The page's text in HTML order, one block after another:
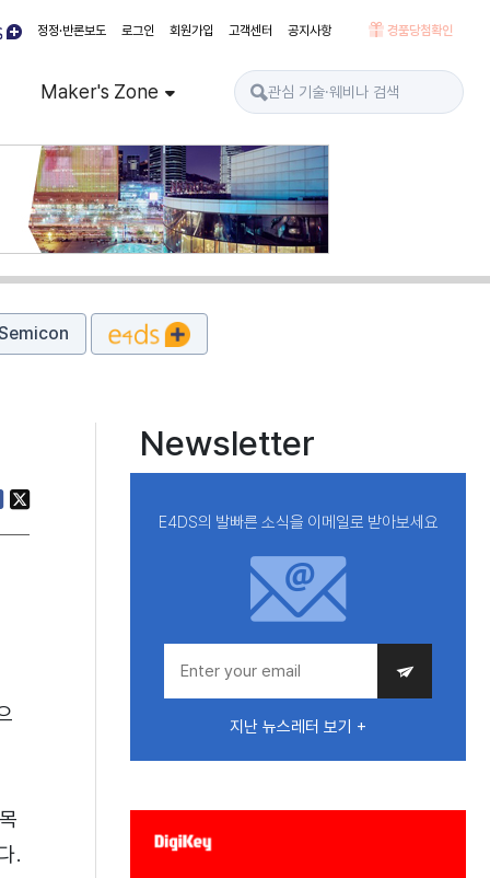
정정·반론보도 로그인 회원가입 고객센터 공지사항 경품당첨확인
Maker's Zone
.
Newsletter
E4DS의 발빠른 소식을 이메일로 받아보세요
지난 뉴스레터 보기 +